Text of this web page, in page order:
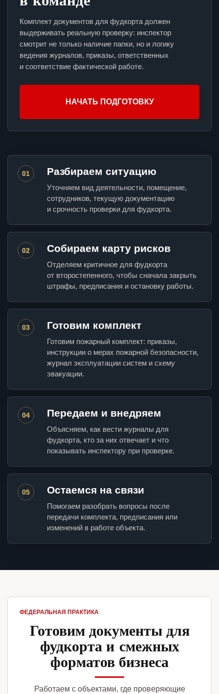
Комплект документов для фудкорта должен
выдерживать реальную проверку: инспектор
смотрит не только наличие папки, но и логику
ведения журналов, приказы, ответственных
и соответствие фактической работе.
НАЧАТЬ ПОДГОТОВКУ
01 Разбираем ситуацию
Уточняем вид деятельности, помещение,
сотрудников, текущую документацию
и срочность проверки для фудкорта.
02 Собираем карту рисков
Отделяем критичное для фудкорта
от второстепенного, чтобы сначала закрыть
штрафы, предписания и остановку работы.
03 Готовим комплект
Готовим пожарный комплект: приказы,
инструкции о мерах пожарной безопасности,
журнал эксплуатации систем и схему
эвакуации.
04 Передаем и внедряем
Объясняем, как вести журналы для
фудкорта, кто за них отвечает и что
показывать инспектору при проверке.
05 Остаемся на связи
Помогаем разобрать вопросы после
передачи комплекта, предписания или
изменений в работе объекта.
ФЕДЕРАЛЬНАЯ ПРАКТИКА
Готовим документы для
фудкорта и смежных
форматов бизнеса
Работаем с объектами, где проверяющие